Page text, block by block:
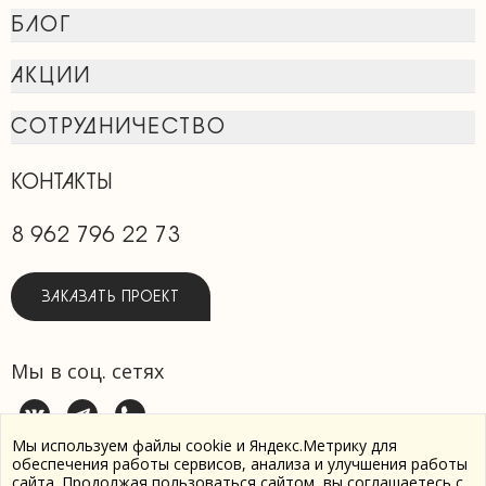
БЛОГ
АКЦИИ
СОТРУДНИЧЕСТВО
КОНТАКТЫ
8 962 796 22 73
ЗАКАЗАТЬ ПРОЕКТ
Мы в соц. сетях
Мы используем файлы cookie и Яндекс.Метрику для
обеспечения работы сервисов, анализа и улучшения работы